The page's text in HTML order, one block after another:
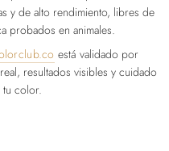
y de alto rendimiento, libres de
probados en animales.
está validado por
resultados visibles y cuidado
tu color.